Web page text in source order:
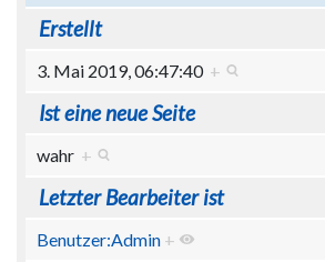
Erstellt
3. Mai 2019, 06:47:40 +
Ist eine neue Seite
wahr +
Letzter Bearbeiter ist
Benutzer:Admin +